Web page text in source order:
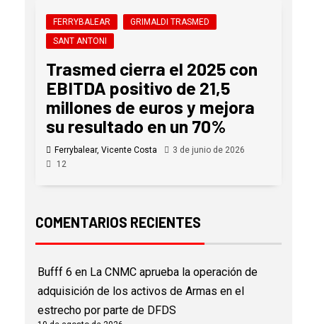
FERRYBALEAR
GRIMALDI TRASMED
SANT ANTONI
Trasmed cierra el 2025 con
EBITDA positivo de 21,5
millones de euros y mejora
su resultado en un 70%
Ferrybalear, Vicente Costa
3 de junio de 2026
12
COMENTARIOS RECIENTES
Bufff 6 en La CNMC aprueba la operación de
adquisición de los activos de Armas en el
estrecho por parte de DFDS